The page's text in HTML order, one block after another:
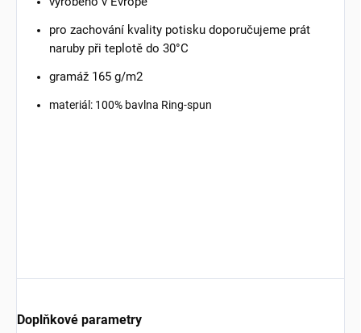
pro zachování kvality potisku doporučujeme prát
naruby při teplotě do 30°C
gramáž 165 g/m2
materiál: 100% bavlna Ring-spun
Doplňkové parametry